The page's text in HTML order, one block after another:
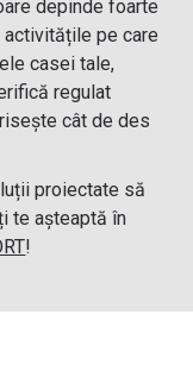
depinde foarte
pe care
casei tale,
regulat
cât de des
proiectate să
te așteaptă în
!